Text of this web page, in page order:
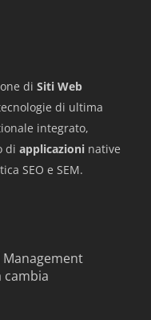
di Siti Web
di ultima
integrato,
di applicazioni native
SEO e SEM.
Management
cambia